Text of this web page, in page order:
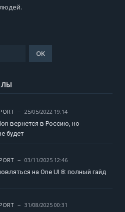
25/05/2022 19:14
вернется в Россию, но
будет
03/11/2025 12:46
на One UI 8: полный гайд
31/08/2025 00:31